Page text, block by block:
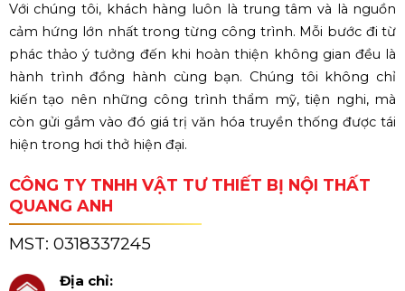
Với chúng tôi, khách hàng luôn là trung tâm và là nguồn
cảm hứng lớn nhất trong từng công trình. Mỗi bước đi từ
phác thảo ý tưởng đến khi hoàn thiện không gian đều là
hành trình đồng hành cùng bạn. Chúng tôi không chỉ
kiến tạo nên những công trình thẩm mỹ, tiện nghi, mà
còn gửi gắm vào đó giá trị văn hóa truyền thống được tái
hiện trong hơi thở hiện đại.
CÔNG TY TNHH VẬT TƯ THIẾT BỊ NỘI THẤT
QUANG ANH
MST: 0318337245
Địa chỉ: